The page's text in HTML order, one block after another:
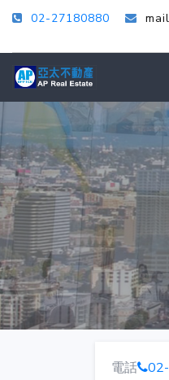
02-27180880
找尋
亞太不動產
關於我們
電話